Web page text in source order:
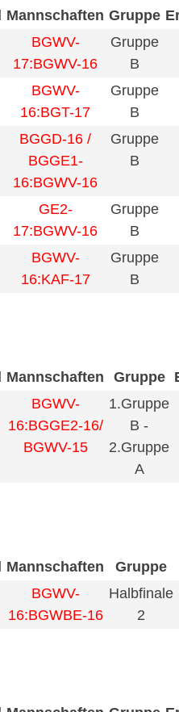
Mannschaften Gruppe
BGWV-
17:BGWV-16
Gruppe
B
BGWV-
16:BGT-17
Gruppe
B
BGGD-16 /
BGGE1-
16:BGWV-16
Gruppe
B
GE2-
17:BGWV-16
Gruppe
B
BGWV-
16:KAF-17
Gruppe
B
Mannschaften Gruppe
BGWV-
16:BGGE2-16/
BGWV-15
1.Gruppe
B -
2.Gruppe
A
Mannschaften Gruppe
BGWV-
16:BGWBE-16
Halbfinale
2